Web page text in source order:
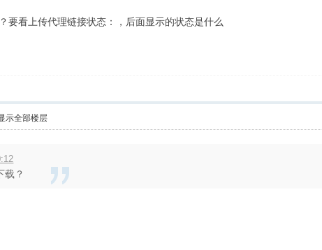
要看上传代理链接状态：，后面显示的状态是什么
示全部楼层
载？